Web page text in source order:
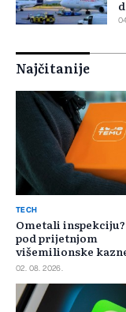
Najčitanije
TECH
Ometali
pod prijetnjom
višemilionske
02. 08. 2026.